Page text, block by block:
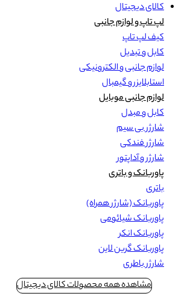
کالای دیجیتال
لپ تاپ و لوازم جانبی
کیف لپ تاپ
کابل و تبدیل
لوازم جانبی و الکترونیکی
استابلایزر و گیمبال
لوازم جانبی موبایل
کابل و مبدل
شارژر بی سیم
شارژر فندکی
شارژر و آداپتور
پاوربانک و باتری
باتری
پاوربانک (شارژر همراه)
پاوربانک شیائومی
پاوربانک انکر
پاوربانک گرین لاین
شارژر باطری
مشاهده همه محصولات کالای دیجیتال